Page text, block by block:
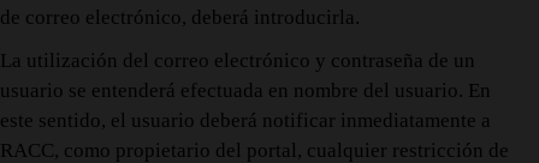
de correo electrónico, deberá introducirla.
La utilización del correo electrónico y contraseña de un
usuario se entenderá efectuada en nombre del usuario. En
este sentido, el usuario deberá notificar inmediatamente a
RACC, como propietario del portal, cualquier restricción de